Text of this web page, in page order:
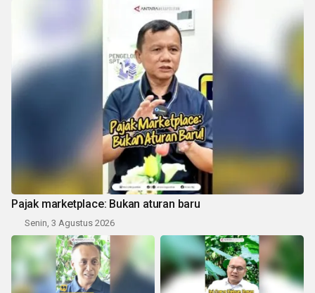
Pajak marketplace: Bukan aturan baru
Senin, 3 Agustus 2026